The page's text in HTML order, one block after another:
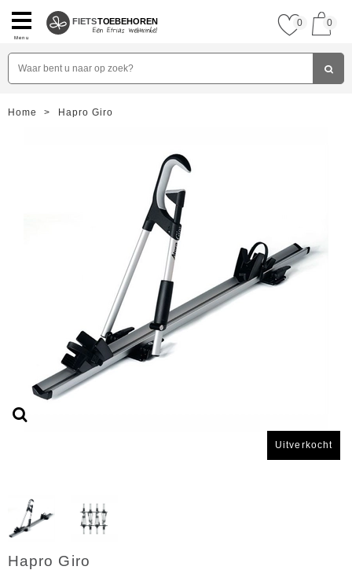
Menu
FIETSTOEBEHOREN 0 0
Home > Hapro Giro
Uitverkocht
Hapro Giro